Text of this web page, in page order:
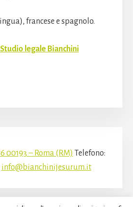
francese e spagnolo.
Studio legale Bianchini
00193 – Roma (RM) Telefono:
info@bianchinijesurum.it